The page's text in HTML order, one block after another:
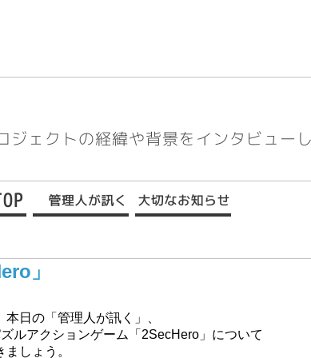
」
本日の「管理人が訊く」、
ルアクションゲーム「2SecHero」について
しょう。